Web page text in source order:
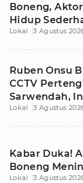
Boneng,
Hidup
Lokal 3 Agustus
Ruben Onsu
CCTV
Sarwendah,
Lokal 3 Agustus
Kabar Duka!
Boneng
Lokal 3 Agustus